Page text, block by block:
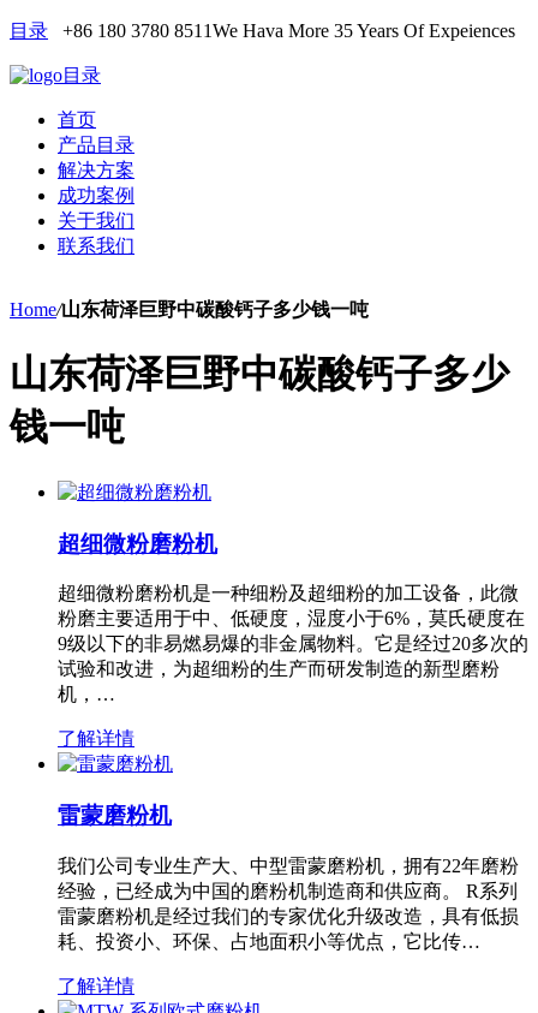
目录 +86 180 3780 8511We Hava More 35 Years Of Expeiences
目录
首页
产品目录
解决方案
成功案例
关于我们
联系我们
Home/山东荷泽巨野中碳酸钙子多少钱一吨
山东荷泽巨野中碳酸钙子多少
钱一吨
超细微粉磨粉机
超细微粉磨粉机是一种细粉及超细粉的加工设备，此微
粉磨主要适用于中、低硬度，湿度小于6%，莫氏硬度在
9级以下的非易燃易爆的非金属物料。它是经过20多次的
试验和改进，为超细粉的生产而研发制造的新型磨粉
机，…
了解详情
雷蒙磨粉机
我们公司专业生产大、中型雷蒙磨粉机，拥有22年磨粉
经验，已经成为中国的磨粉机制造商和供应商。 R系列
雷蒙磨粉机是经过我们的专家优化升级改造，具有低损
耗、投资小、环保、占地面积小等优点，它比传…
了解详情